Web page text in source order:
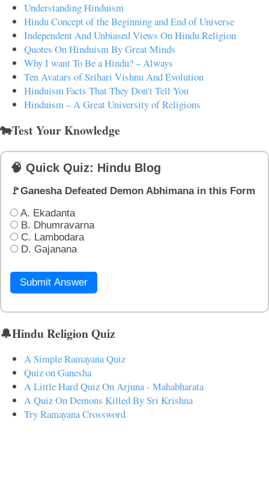
Understanding Hinduism
Hindu Concept of the Beginning and End of Universe
Independent And Unbiased Views On Hindu Religion
Quotes On Hinduism By Great Minds
Why I want To Be a Hindu? – Always
Ten Avatars of Srihari Vishnu And Evolution
Hinduism Facts That They Don't Tell You
Hinduism – A Great University of Religions
🐄Test Your Knowledge
🧠 Quick Quiz: Hindu Blog
🚩Ganesha Defeated Demon Abhimana in this Form
A. Ekadanta
B. Dhumravarna
C. Lambodara
D. Gajanana
Submit Answer
🔔Hindu Religion Quiz
A Simple Ramayana Quiz
Quiz on Ganesha
A Little Hard Quiz On Arjuna - Mahabharata
A Quiz On Demons Killed By Sri Krishna
Try Ramayana Crossword